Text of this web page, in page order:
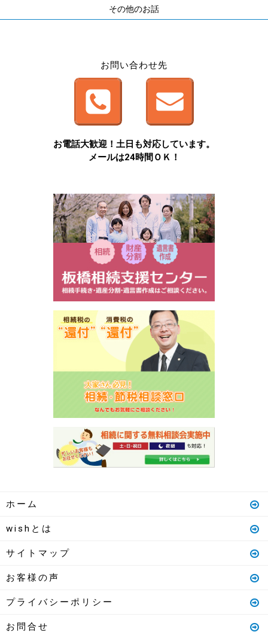
その他のお話
お問い合わせ先
お電話大歓迎！土日も対応しています。
メールは24時間ＯＫ！
ホーム
wishとは
サイトマップ
お客様の声
プライバシーポリシー
お問合せ